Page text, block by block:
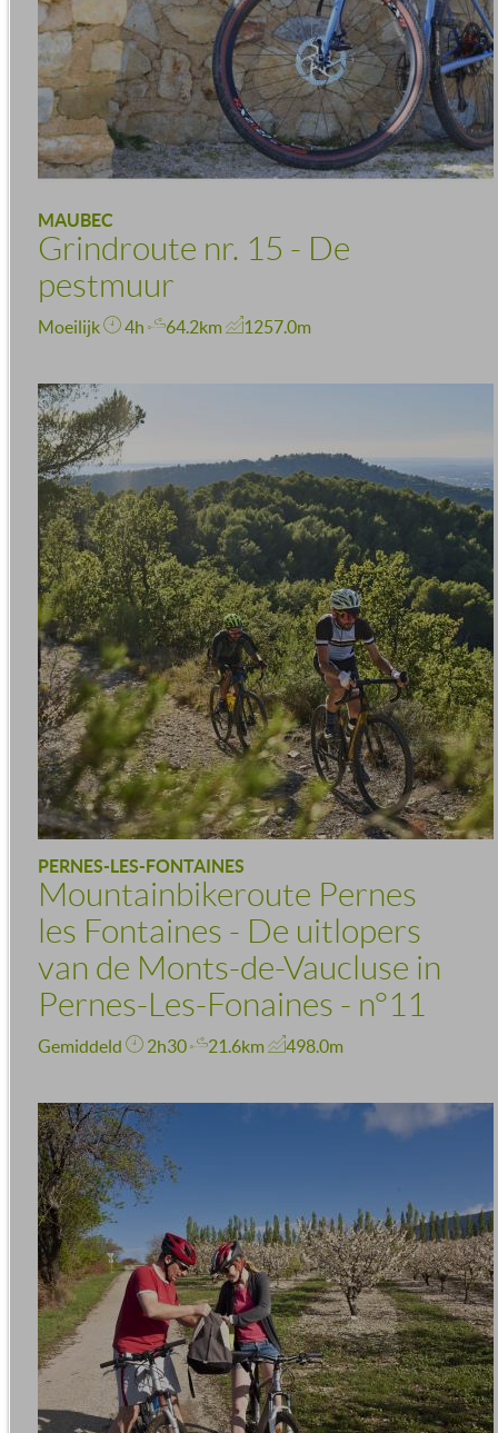
MAUBEC
Grindroute nr. 15 - De
pestmuur
Moeilijk 4h 64.2km 1257.0m
PERNES-LES-FONTAINES
Mountainbikeroute Pernes
les Fontaines - De uitlopers
van de Monts-de-Vaucluse in
Pernes-Les-Fonaines - n°11
Gemiddeld 2h30 21.6km 498.0m